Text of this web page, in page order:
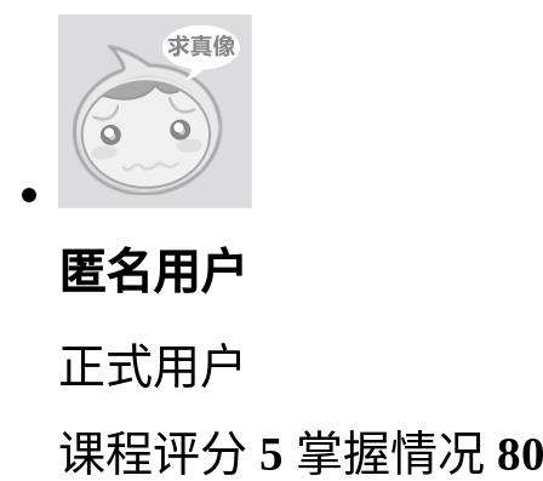
匿名用户
正式用户
课程评分 5 掌握情况